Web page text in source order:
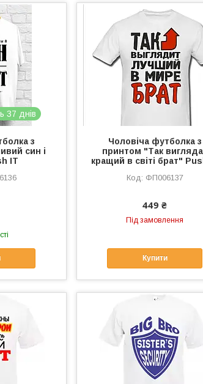
37 днів
з
син і
IT
Чоловіча футболка з
принтом "Так
кращий в світі брат"
ФП006137
449 ₴
Під замовлення
Купити